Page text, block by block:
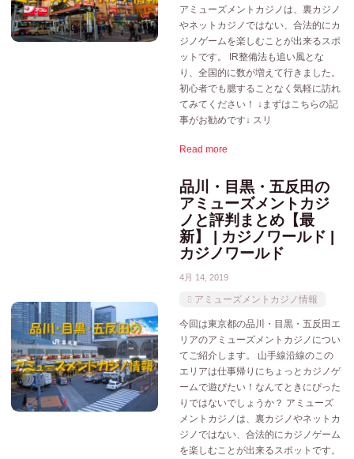
アミューズメントカジノは、裏カジノ
やネットカジノではない、合法的にカ
ジノゲームを楽しむことが出来るスポ
ットです。 IR整備法も追い風とな
り、全国的に数が増えて行きました。
初心者でも臆することなく気軽に訪れ
てみてください！ ↓まずはこちらの記
事がお勧めです↓ スリ
Read more
品川・目黒・五反田の
アミューズメントカジ
ノと評判まとめ【最
新】 | カジノワールド |
カジノワールド
4月 14, 2019
アミューズメントカジノ情報
今回は東京都の品川・目黒・五反田エ
リアのアミューズメントカジノについ
てご紹介します。 山手線沿線のこの
エリアは仕事帰りにちょっとカジノゲ
ームで遊びたい！なんてときにぴった
りではないでしょうか？ アミューズ
メントカジノは、裏カジノやネットカ
ジノではない、合法的にカジノゲーム
を楽しむことが出来るスポットです。